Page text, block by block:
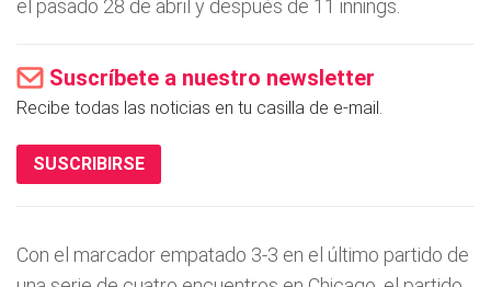
el pasado 28 de abril y después de 11 innings.
Suscríbete a nuestro newsletter
Recibe todas las noticias en tu casilla de e-mail.
SUSCRIBIRSE
Con el marcador empatado 3-3 en el último partido de